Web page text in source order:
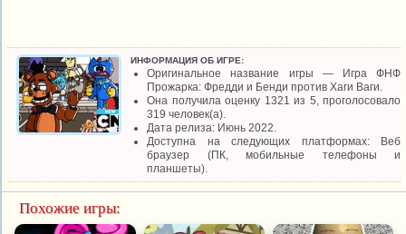
ИНФОРМАЦИЯ ОБ ИГРЕ:
Оригинальное название игры — Игра ФНФ
Прожарка: Фредди и Бенди против Хаги Ваги.
Она получила оценку 1321 из 5, проголосовало
319 человек(а).
Дата релиза: Июнь 2022.
Доступна на следующих платформах: Веб
браузер (ПК, мобильные телефоны и
планшеты).
Похожие игры: